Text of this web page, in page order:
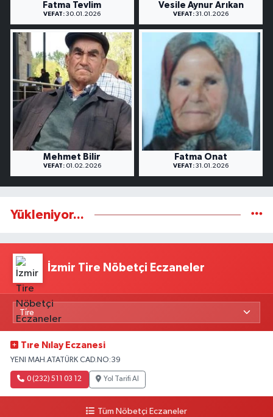
Fatma Tevlim
VEFAT: 30.01.2026
Vesile Aynur Arıkan
VEFAT: 31.01.2026
Mehmet Bilir
VEFAT:01.02.2026
Fatma Onat
VEFAT: 31.01.2026
Yükleniyor...
İzmir Tire Nöbetçi Eczaneler
Tıre Nılay Eczanesi
YENI MAH.ATATÜRK CAD.NO:39
0 (232) 511 03 12 Yol Tarifi Al
Tüm Nöbetçi Eczaneler